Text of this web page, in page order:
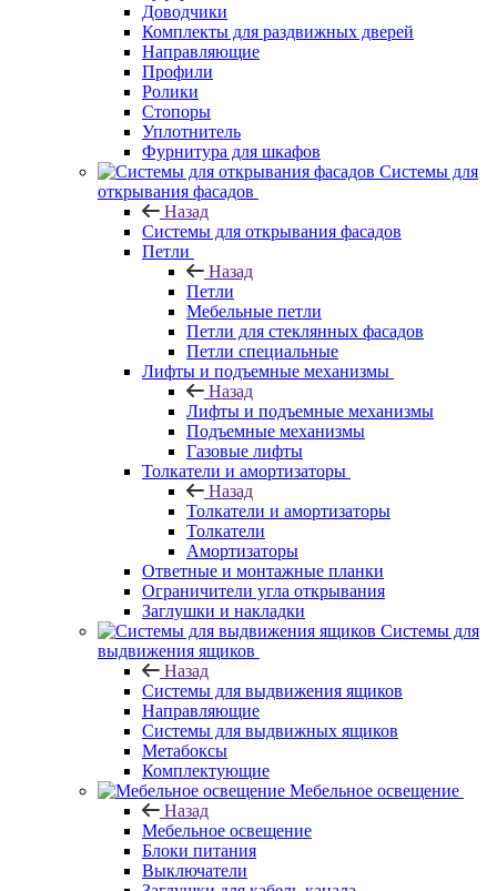
Доводчики
Комплекты для раздвижных дверей
Направляющие
Профили
Ролики
Стопоры
Уплотнитель
Фурнитура для шкафов
Системы для
открывания фасадов
Назад
Системы для открывания фасадов
Петли
Назад
Петли
Мебельные петли
Петли для стеклянных фасадов
Петли специальные
Лифты и подъемные механизмы
Назад
Лифты и подъемные механизмы
Подъемные механизмы
Газовые лифты
Толкатели и амортизаторы
Назад
Толкатели и амортизаторы
Толкатели
Амортизаторы
Ответные и монтажные планки
Ограничители угла открывания
Заглушки и накладки
Системы для
выдвижения ящиков
Назад
Системы для выдвижения ящиков
Направляющие
Системы для выдвижных ящиков
Метабоксы
Комплектующие
Мебельное освещение
Назад
Мебельное освещение
Блоки питания
Выключатели